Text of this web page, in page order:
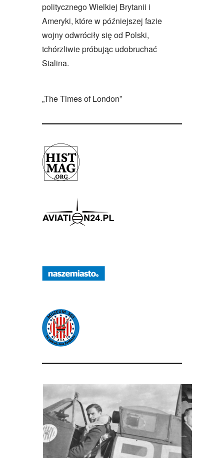
politycznego Wielkiej Brytanii i
Ameryki, które w późniejszej fazie
wojny odwróciły się od Polski,
tchórzliwie próbując udobruchać
Stalina.
„The Times of London”